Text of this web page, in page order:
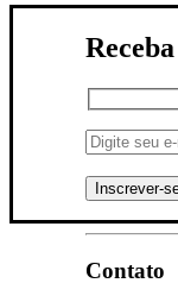
Contato